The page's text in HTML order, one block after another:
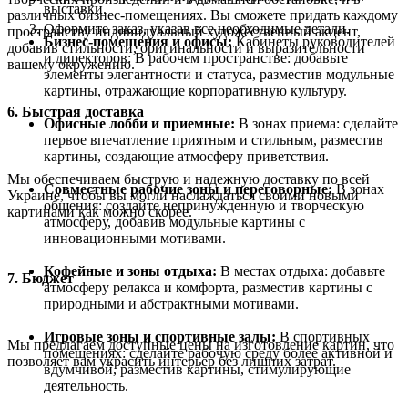
выставки.
Бизнес-помещения и офисы:Кабинеты руководителей
и директоров: В рабочем пространстве: добавьте
элементы элегантности и статуса, разместив модульные
картины, отражающие корпоративную культуру.
Офисные лобби и приемные: В зонах приема: сделайте
первое впечатление приятным и стильным, разместив
картины, создающие атмосферу приветствия.
Совместные рабочие зоны и переговорные:В зонах
общения: создайте непринужденную и творческую
атмосферу, добавив модульные картины с
инновационными мотивами.
Кофейные и зоны отдыха: В местах отдыха: добавьте
атмосферу релакса и комфорта, разместив картины с
природными и абстрактными мотивами.
Игровые зоны и спортивные залы: В спортивных
помещениях: сделайте рабочую среду более активной и
вдумчивой, разместив картины, стимулирующие
деятельность.
различных бизнес-помещениях. Вы сможете придать каждому
пространству индивидуальный художественный акцент,
добавив стильности, оригинальности и выразительности
вашему окружению.
Оформите заказ, указав все необходимые детали.
6. Быстрая доставка
Мы обеспечиваем быструю и надежную доставку по всей
Украине, чтобы вы могли наслаждаться своими новыми
картинами как можно скорее.
7. Бюджет
Мы предлагаем доступные цены на изготовление картин, что
позволяет вам украсить интерьер без лишних затрат.